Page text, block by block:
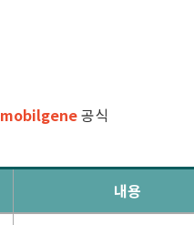
mobilgene공식
내용